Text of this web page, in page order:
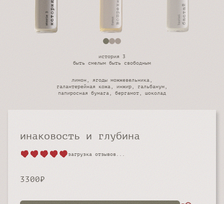
история 3
быть смелым быть свободным
лимон, ягоды можжевельника,
галантерейная кожа, инжир, гальбанум,
папиросная бумага, бергамот, шоколад
инаковость и глубина
загрузка отзывов...
3300₽